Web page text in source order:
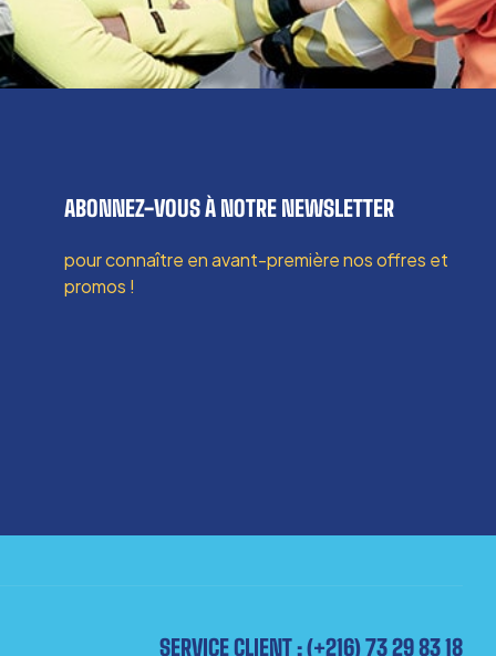
ABONNEZ-VOUS À NOTRE NEWSLETTER
pour connaître en avant-première nos offres et
promos !
SERVICE CLIENT : (+216) 73 29 83 18